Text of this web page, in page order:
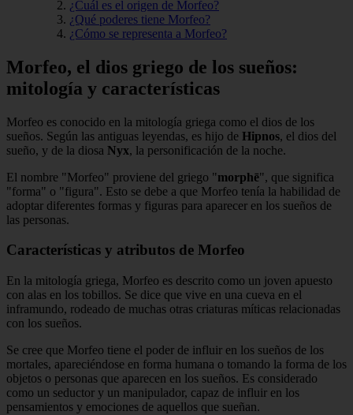
¿Cuál es el origen de Morfeo?
¿Qué poderes tiene Morfeo?
¿Cómo se representa a Morfeo?
Morfeo, el dios griego de los sueños:
mitología y características
Morfeo es conocido en la mitología griega como el dios de los
sueños. Según las antiguas leyendas, es hijo de Hipnos, el dios del
sueño, y de la diosa Nyx, la personificación de la noche.
El nombre "Morfeo" proviene del griego "morphē", que significa
"forma" o "figura". Esto se debe a que Morfeo tenía la habilidad de
adoptar diferentes formas y figuras para aparecer en los sueños de
las personas.
Características y atributos de Morfeo
En la mitología griega, Morfeo es descrito como un joven apuesto
con alas en los tobillos. Se dice que vive en una cueva en el
inframundo, rodeado de muchas otras criaturas míticas relacionadas
con los sueños.
Se cree que Morfeo tiene el poder de influir en los sueños de los
mortales, apareciéndose en forma humana o tomando la forma de los
objetos o personas que aparecen en los sueños. Es considerado
como un seductor y un manipulador, capaz de influir en los
pensamientos y emociones de aquellos que sueñan.